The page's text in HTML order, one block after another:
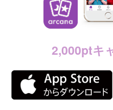
2,000ptキ